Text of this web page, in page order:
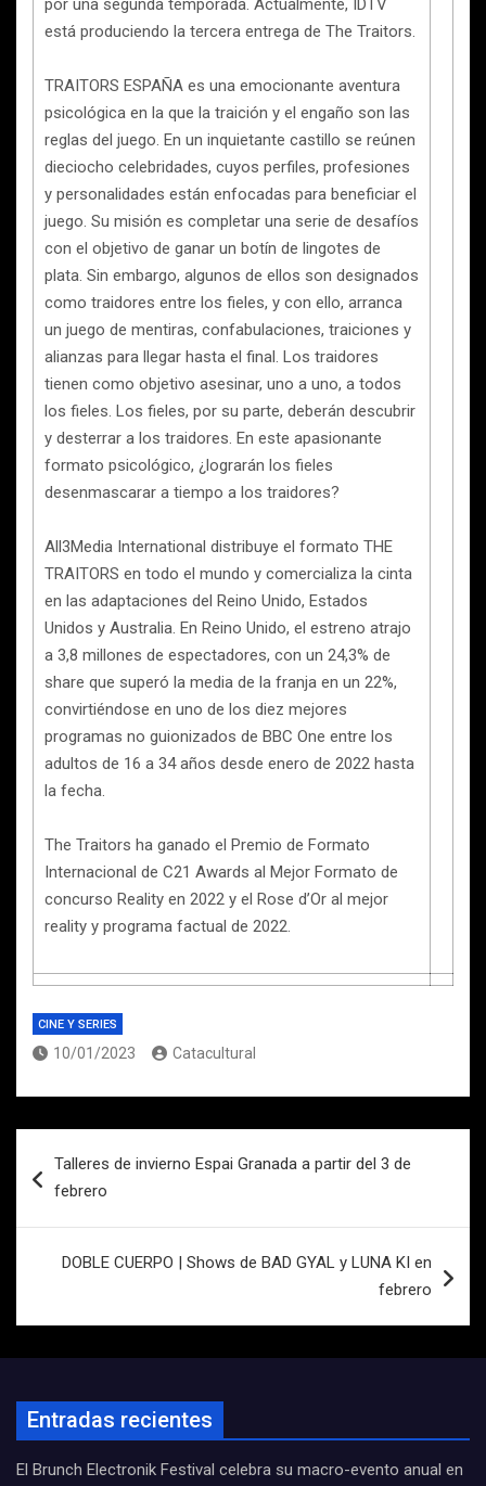
por una segunda temporada. Actualmente, IDTV
está produciendo la tercera entrega de The Traitors.
TRAITORS ESPAÑA es una emocionante aventura
psicológica en la que la traición y el engaño son las
reglas del juego. En un inquietante castillo se reúnen
dieciocho celebridades, cuyos perfiles, profesiones
y personalidades están enfocadas para beneficiar el
juego. Su misión es completar una serie de desafíos
con el objetivo de ganar un botín de lingotes de
plata. Sin embargo, algunos de ellos son designados
como traidores entre los fieles, y con ello, arranca
un juego de mentiras, confabulaciones, traiciones y
alianzas para llegar hasta el final. Los traidores
tienen como objetivo asesinar, uno a uno, a todos
los fieles. Los fieles, por su parte, deberán descubrir
y desterrar a los traidores. En este apasionante
formato psicológico, ¿lograrán los fieles
desenmascarar a tiempo a los traidores?
All3Media International distribuye el formato THE
TRAITORS en todo el mundo y comercializa la cinta
en las adaptaciones del Reino Unido, Estados
Unidos y Australia. En Reino Unido, el estreno atrajo
a 3,8 millones de espectadores, con un 24,3% de
share que superó la media de la franja en un 22%,
convirtiéndose en uno de los diez mejores
programas no guionizados de BBC One entre los
adultos de 16 a 34 años desde enero de 2022 hasta
la fecha.
The Traitors ha ganado el Premio de Formato
Internacional de C21 Awards al Mejor Formato de
concurso Reality en 2022 y el Rose d’Or al mejor
reality y programa factual de 2022.
CINE Y SERIES
10/01/2023 Catacultural
de
Talleres de invierno Espai Granada a partir del 3 de
febrero
DOBLE CUERPO | Shows de BAD GYAL y LUNA KI en
febrero
Entradas recientes
El Brunch Electronik Festival celebra su macro-evento anual en